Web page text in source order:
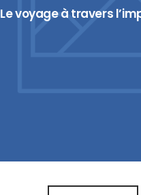
Le voyage à travers